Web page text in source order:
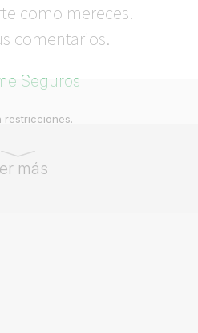
como mereces.
comentarios.
Seguros
restricciones.
más